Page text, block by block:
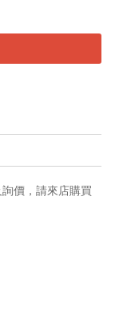
價，請來店購買